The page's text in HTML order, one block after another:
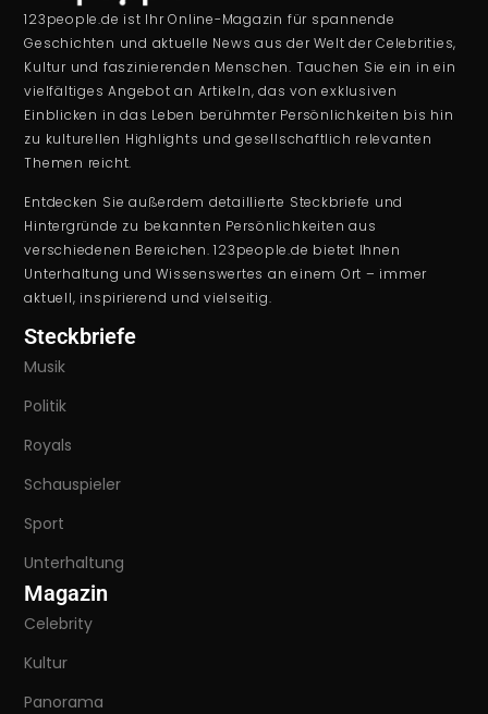
123people.de ist Ihr Online-Magazin für spannende
Geschichten und aktuelle News aus der Welt der Celebrities,
Kultur und faszinierenden Menschen. Tauchen Sie ein in ein
vielfältiges Angebot an Artikeln, das von exklusiven
Einblicken in das Leben berühmter Persönlichkeiten bis hin
zu kulturellen Highlights und gesellschaftlich relevanten
Themen reicht.
Entdecken Sie außerdem detaillierte Steckbriefe und
Hintergründe zu bekannten Persönlichkeiten aus
verschiedenen Bereichen. 123people.de bietet Ihnen
Unterhaltung und Wissenswertes an einem Ort – immer
aktuell, inspirierend und vielseitig.
Steckbriefe
Musik
Politik
Royals
Schauspieler
Sport
Unterhaltung
Magazin
Celebrity
Kultur
Panorama